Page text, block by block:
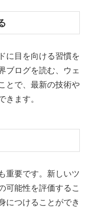
に目を向ける習慣を
ブログを読む、ウェ
とで、最新の技術や
きます。
重要です。新しいツ
可能性を評価するこ
につけることができ